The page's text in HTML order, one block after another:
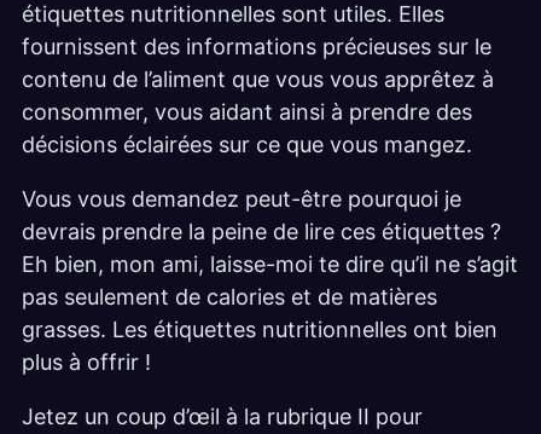
étiquettes nutritionnelles sont utiles. Elles
fournissent des informations précieuses sur le
contenu de l’aliment que vous vous apprêtez à
consommer, vous aidant ainsi à prendre des
décisions éclairées sur ce que vous mangez.
Vous vous demandez peut-être pourquoi je
devrais prendre la peine de lire ces étiquettes ?
Eh bien, mon ami, laisse-moi te dire qu’il ne s’agit
pas seulement de calories et de matières
grasses. Les étiquettes nutritionnelles ont bien
plus à offrir !
Jetez un coup d’œil à la rubrique II pour